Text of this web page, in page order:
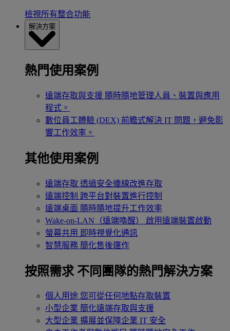
檢視所有整合功能
解決方案
熱門使用案例
遠端存取與支援 隨時隨地管理人員、裝置與應用
程式。
數位員工體驗 (DEX) 前瞻式解決 IT 問題，避免影
響工作效率。
其他使用案例
遠端存取 透過安全連線改進存取
遠端控制 跨平台對裝置進行控制
遠端桌面 隨時隨地提升工作效率
Wake-on-LAN（遠端喚醒）
啟用遠端裝置啟動
螢幕共用 即時視覺化通訊
智慧服務 簡化售後運作
按照需求 不同團隊的熱門解決方案
個人用途 您可從任何地點存取裝置
小型企業 簡化遠端存取與支援
大型企業 擴展並保障企業 IT 安全